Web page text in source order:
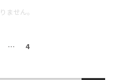
ません。
… 4